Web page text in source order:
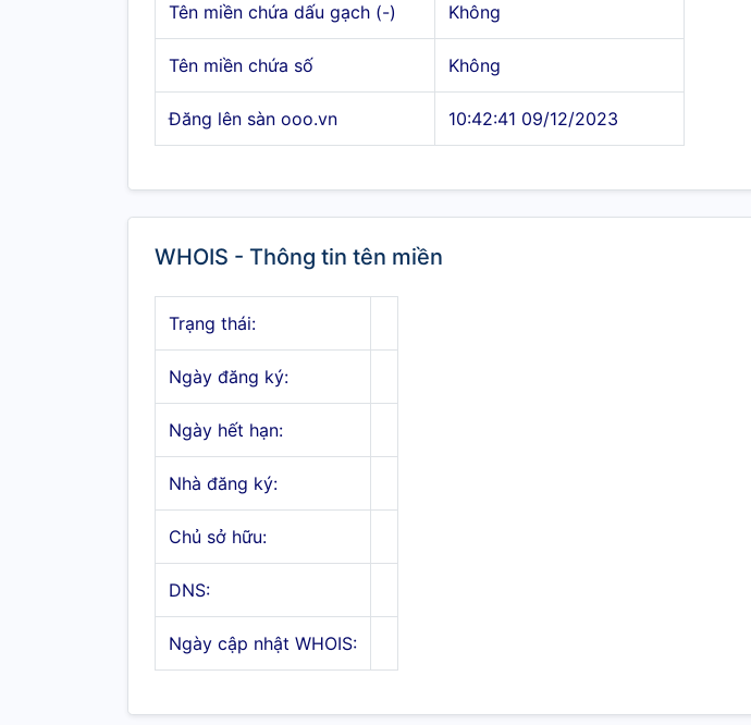
Tên miền chứa dấu gạch (-) Không
Tên miền chứa số Không
Đăng lên sàn ooo.vn 10:42:41 09/12/2023
WHOIS - Thông tin tên miền
Trạng thái:
Ngày đăng ký:
Ngày hết hạn:
Nhà đăng ký:
Chủ sở hữu:
DNS:
Ngày cập nhật WHOIS: